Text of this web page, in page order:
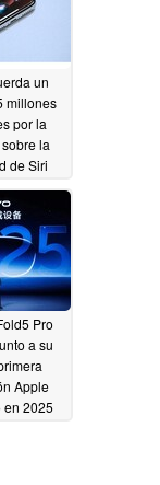
un
millones
por la
la
de Siri
Pro
a su
Apple
en 2025